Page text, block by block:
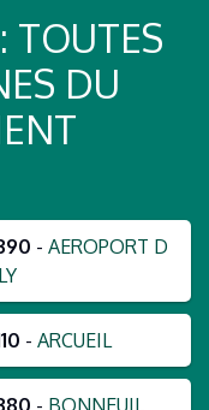
TOUTES
DU
- AEROPORT D
- ARCUEIL
- BONNEUIL